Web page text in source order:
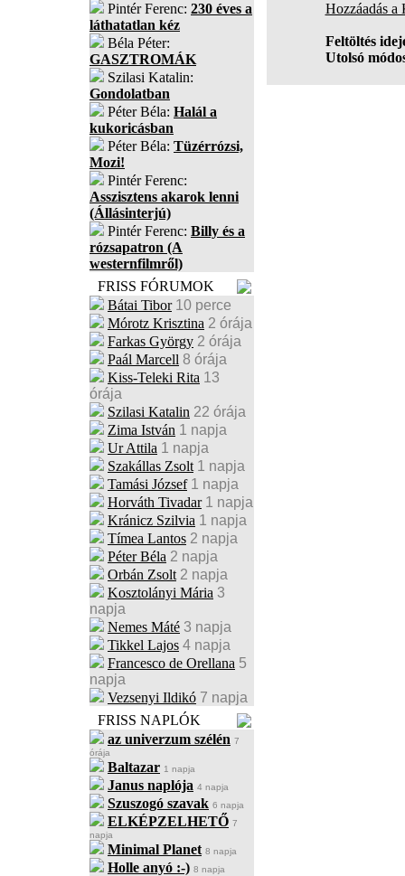
Pintér Ferenc: 230 éves a
láthatatlan kéz
Béla Péter:
GASZTROMÁK
Szilasi Katalin:
Gondolatban
Péter Béla: Halál a
kukoricásban
Péter Béla: Tüzérrózsi,
Mozi!
Pintér Ferenc:
Asszisztens akarok lenni
(Állásinterjú)
Pintér Ferenc: Billy és a
rózsapatron (A
westernfilmről)
FRISS FÓRUMOK
Bátai Tibor 10 perce
Mórotz Krisztina 2 órája
Farkas György 2 órája
Paál Marcell 8 órája
Kiss-Teleki Rita 13
órája
Szilasi Katalin 22 órája
Zima István 1 napja
Ur Attila 1 napja
Szakállas Zsolt 1 napja
Tamási József 1 napja
Horváth Tivadar 1 napja
Kránicz Szilvia 1 napja
Tímea Lantos 2 napja
Péter Béla 2 napja
Orbán Zsolt 2 napja
Kosztolányi Mária 3
napja
Nemes Máté 3 napja
Tikkel Lajos 4 napja
Francesco de Orellana 5
napja
Vezsenyi Ildikó 7 napja
FRISS NAPLÓK
az univerzum szélén 7
órája
Baltazar 1 napja
Janus naplója 4 napja
Szuszogó szavak 6 napja
ELKÉPZELHETŐ 7
napja
Minimal Planet 8 napja
Holle anyó :-) 8 napja
Hozzáadás
Feltöltés
Utolsó